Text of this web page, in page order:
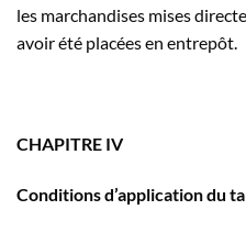
les marchandises mises
avoir été placées en entrepôt.
CHAPITRE IV
Conditions d’application du